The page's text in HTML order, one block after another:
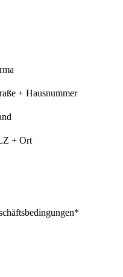
+ Hausnummer
+ Ort